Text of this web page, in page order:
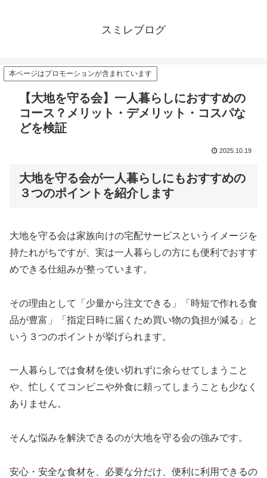
スミレブログ
本ページはプロモーションが含まれています
【大地を守る会】一人暮らしにおすすめの
コース？メリット・デメリット・コスパな
どを検証
2025.10.19
大地を守る会が一人暮らしにもおすすめの
３つのポイントを紹介します
大地を守る会は家族向けの宅配サービスというイメージを
持たれがちですが、実は一人暮らしの方にも便利でおすす
めできる仕組みが整っています。
その理由として「少量から注文できる」「時短で作れる食
品が豊富」「指定日時に届くため買い物の負担が減る」と
いう３つのポイントが挙げられます。
一人暮らしでは食材を使い切れずに余らせてしまうこと
や、忙しくてコンビニや外食に頼ってしまうことも少なく
ありません。
そんな悩みを解決できるのが大地を守る会の強みです。
安心・安全な食材を、必要な分だけ、便利に利用できるの